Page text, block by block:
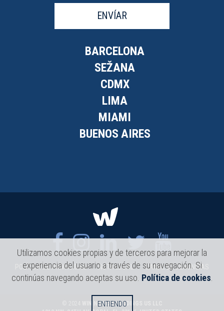
ENVÍAR
BARCELONA
SEŽANA
CDMX
LIMA
MIAMI
BUENOS AIRES
POLÍTICA DE PRIVACIDAD NOTA LEGAL CANAL DE DENUNCIAS
WIN NEWCO HOLDINGS US LLC
Utilizamos cookies propias y de terceros para mejorar la
experiencia del usuario a través de su navegación. Si
continúas navegando aceptas su uso. Política de cookies
ENTIENDO